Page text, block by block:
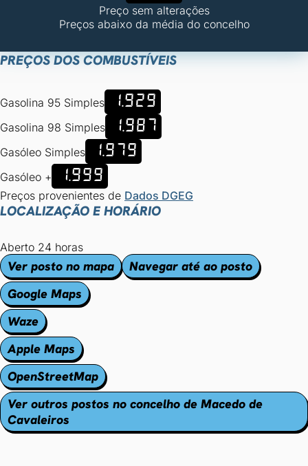
Preço sem alterações
Preços abaixo da média do concelho
PREÇOS DOS COMBUSTÍVEIS
Gasolina 95 Simples 1.929
Gasolina 98 Simples 1.987
Gasóleo Simples 1.979
Gasóleo + 1.999
Preços provenientes de Dados DGEG
LOCALIZAÇÃO E HORÁRIO
Aberto 24 horas
Ver posto no mapa
Navegar até ao posto
Google Maps
Waze
Apple Maps
OpenStreetMap
Ver outros postos no concelho de Macedo de
Cavaleiros